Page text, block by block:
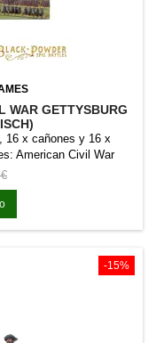
WAR GETTYSBURG
16 x cañones y 16 x
American Civil War
selección de miniaturas
colección de Black
El contenido está
organizar una...
-15%